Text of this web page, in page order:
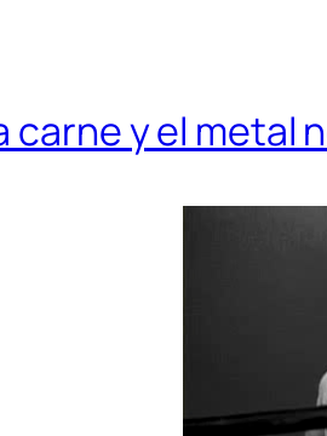
carne y el metal